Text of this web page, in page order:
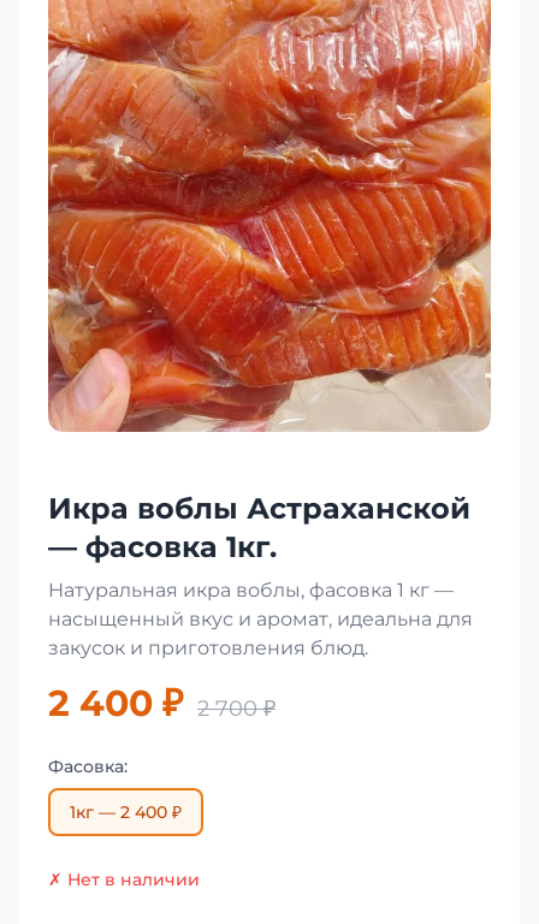
Икра воблы Астраханской
— фасовка 1кг.
Натуральная икра воблы, фасовка 1 кг —
насыщенный вкус и аромат, идеальна для
закусок и приготовления блюд.
2 400 ₽ 2 700 ₽
Фасовка:
1кг — 2 400 ₽
✗ Нет в наличии